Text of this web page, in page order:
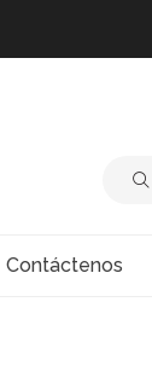
Contáctenos